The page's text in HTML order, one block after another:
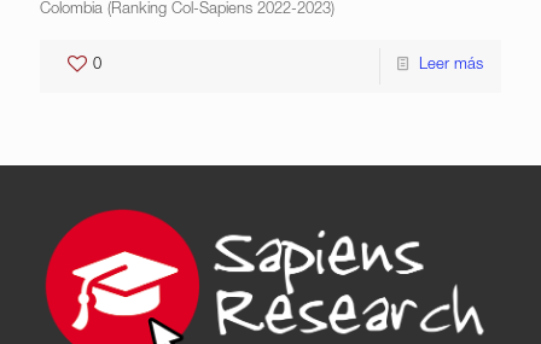
Colombia (Ranking Col-Sapiens 2022-2023)
0 Leer más